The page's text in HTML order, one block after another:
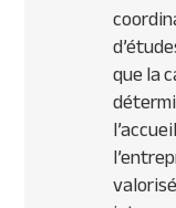
que la